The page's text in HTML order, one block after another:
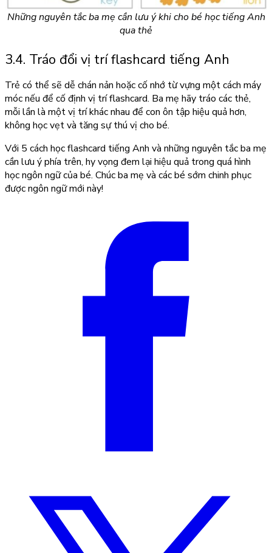
Những nguyên tắc ba mẹ cần lưu ý khi cho bé học tiếng Anh
qua thẻ
3.4. Tráo đổi vị trí flashcard tiếng Anh
Trẻ có thể sẽ dễ chán nản hoặc cố nhớ từ vựng một cách máy
móc nếu để cố định vị trí flashcard. Ba mẹ hãy tráo các thẻ,
mỗi lần là một vị trí khác nhau để con ôn tập hiệu quả hơn,
không học vẹt và tăng sự thú vị cho bé.
Với 5 cách học flashcard tiếng Anh và những nguyên tắc ba mẹ
cần lưu ý phía trên, hy vọng đem lại hiệu quả trong quá hình
học ngôn ngữ của bé. Chúc ba mẹ và các bé sớm chinh phục
được ngôn ngữ mới này!